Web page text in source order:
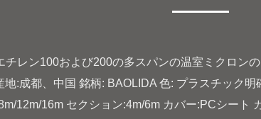
チレン100および200の多スパンの温室ミクロン
:成都、中国 銘柄: BAOLIDA 色: プラスチック
12m/16m セクション:4m/6m カバー:PCシート